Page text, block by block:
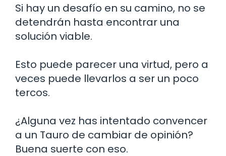
Si hay un desafío en su camino, no se
detendrán hasta encontrar una
solución viable.
Esto puede parecer una virtud, pero a
veces puede llevarlos a ser un poco
tercos.
¿Alguna vez has intentado convencer
a un Tauro de cambiar de opinión?
Buena suerte con eso.